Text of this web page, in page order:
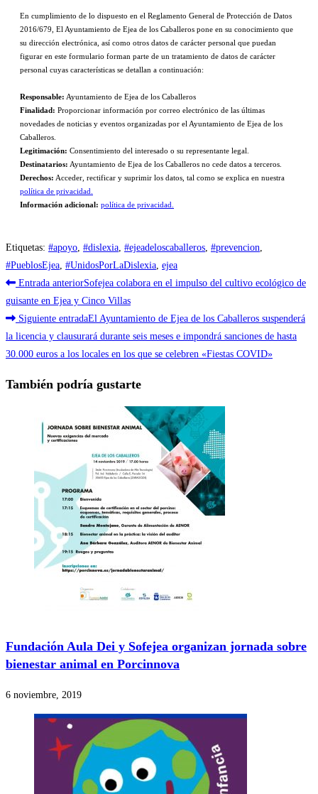
En cumplimiento de lo dispuesto en el Reglamento General de Protección de Datos
2016/679, El Ayuntamiento de Ejea de los Caballeros pone en su conocimiento que
su dirección electrónica, así como otros datos de carácter personal que puedan
figurar en este formulario forman parte de un tratamiento de datos de carácter
personal cuyas características se detallan a continuación:
Responsable: Ayuntamiento de Ejea de los Caballeros
Finalidad: Proporcionar información por correo electrónico de las últimas
novedades de noticias y eventos organizadas por el Ayuntamiento de Ejea de los
Caballeros.
Legitimación: Consentimiento del interesado o su representante legal.
Destinatarios: Ayuntamiento de Ejea de los Caballeros no cede datos a terceros.
Derechos: Acceder, rectificar y suprimir los datos, tal como se explica en nuestra
política de privacidad.
Información adicional: política de privacidad.
Etiquetas: #apoyo #dislexia #ejeadeloscaballeros #prevencion
#PueblosEjea #UnidosPorLaDislexia ejea
Leer
más
artículos
Entrada anteriorSofejea colabora en el impulso del cultivo ecológico de
guisante en Ejea y Cinco Villas
Siguiente entradaEl Ayuntamiento de Ejea de los Caballeros suspenderá
la licencia y clausurará durante seis meses e impondrá sanciones de hasta
30.000 euros a los locales en los que se celebren «Fiestas COVID»
También podría gustarte
Fundación Aula Dei y Sofejea organizan jornada sobre
bienestar animal en Porcinnova
6 noviembre, 2019